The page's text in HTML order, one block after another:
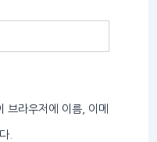
브라우저에 이름, 이메
.